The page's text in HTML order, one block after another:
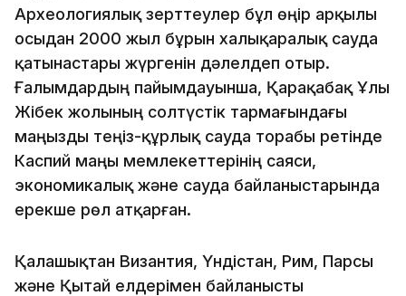
Археологиялық зерттеулер бұл өңір арқылы
осыдан 2000 жыл бұрын халықаралық сауда
қатынастары жүргенін дәлелдеп отыр.
Ғалымдардың пайымдауынша, Қарақабақ Ұлы
Жібек жолының солтүстік тармағындағы
маңызды теңіз-құрлық сауда торабы ретінде
Каспий маңы мемлекеттерінің саяси,
экономикалық және сауда байланыстарында
ерекше рөл атқарған.
Қалашықтан Византия, Үндістан, Рим, Парсы
және Қытай елдерімен байланысты